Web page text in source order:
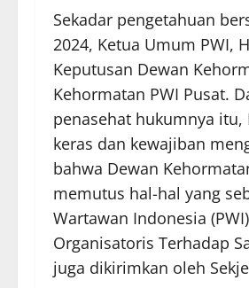
Sekadar pengetahuan
2024, Ketua Umum PWI,
Keputusan Dewan
Kehormatan PWI Pusat.
penasehat hukumnya
keras dan kewajiban
bahwa Dewan
memutus hal-hal yang
Wartawan Indonesia
Organisatoris Terhadap
juga dikirimkan oleh